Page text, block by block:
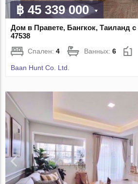
฿ 45 339 000
Дом в Правете, Бангкок, Таиланд
47538
Спален:4 Ванных:6
Baan Hunt Co. Ltd.